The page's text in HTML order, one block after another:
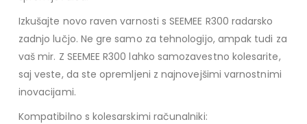
Izkušajte novo raven varnosti s SEEMEE R300 radarsko
zadnjo lučjo. Ne gre samo za tehnologijo, ampak tudi za
vaš mir. Z SEEMEE R300 lahko samozavestno kolesarite,
saj veste, da ste opremljeni z najnovejšimi varnostnimi
inovacijami.
Kompatibilno s kolesarskimi računalniki: